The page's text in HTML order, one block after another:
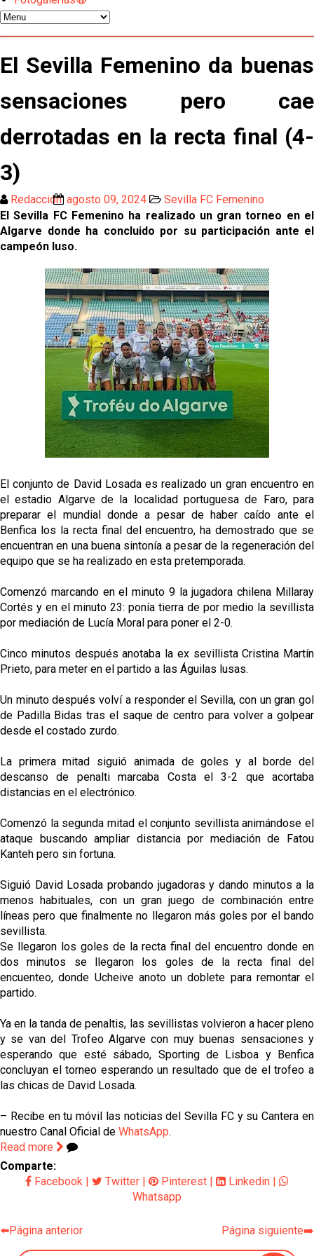
gestión de un inválido Consejo
El Sevilla C se queda en Tercera Federación
Luis García Plaza: No sufrir ya es un paso adelante
El Sevilla FC plantea ampliar hasta cinco fichajes
más antes del cierre
Djibril Sow pone rumbo a Italia para firmar su nuevo
contrato con el Genoa
del campo sevillista
Sow muy cerca de cerrar su traspaso al Genoa
Oso es el siguiente en la lista para salir
Banquillos confirmados: así queda la cantera del
Sevilla Femenino para la 2026/27
Celta y Rayo agitan el mercado de La Liga
Previa | El Sevilla FC cierra la pretemporada con el
exigente choque ante el Bayer Leverkusen
El Sevilla Femenino da buenas
sensaciones pero cae
derrotadas en la recta final (4-
3)
Redacción agosto 09, 2024
Sevilla FC Femenino
El Sevilla FC Femenino ha realizado un gran torneo en el
Algarve donde ha concluido por su participación ante el
campeón luso.
El conjunto de David Losada es realizado un gran encuentro en
el estadio Algarve de la localidad portuguesa de Faro, para
preparar el mundial donde a pesar de haber caído ante el
Benfica los la recta final del encuentro, ha demostrado que se
encuentran en una buena sintonía a pesar de la regeneración del
equipo que se ha realizado en esta pretemporada.
Comenzó marcando en el minuto 9 la jugadora chilena Millaray
Cortés y en el minuto 23: ponía tierra de por medio la sevillista
por mediación de Lucía Moral para poner el 2-0.
Cinco minutos después anotaba la ex sevillista Cristina Martín
Prieto, para meter en el partido a las Águilas lusas.
Un minuto después volví a responder el Sevilla, con un gran gol
de Padilla Bidas tras el saque de centro para volver a golpear
desde el costado zurdo.
La primera mitad siguió animada de goles y al borde del
descanso de penalti marcaba Costa el 3-2 que acortaba
distancias en el electrónico.
Comenzó la segunda mitad el conjunto sevillista animándose el
ataque buscando ampliar distancia por mediación de Fatou
Kanteh pero sin fortuna.
Siguió David Losada probando jugadoras y dando minutos a la
menos habituales, con un gran juego de combinación entre
líneas pero que finalmente no llegaron más goles por el bando
sevillista.
Se llegaron los goles de la recta final del encuentro donde en
dos minutos se llegaron los goles de la recta final del
encuenteo, donde Ucheive anoto un doblete para remontar el
partido.
Ya en la tanda de penaltis, las sevillistas volvieron a hacer pleno
y se van del Trofeo Algarve con muy buenas sensaciones y
esperando que esté sábado, Sporting de Lisboa y Benfica
concluyan el torneo esperando un resultado que de el trofeo a
las chicas de David Losada.
– Recibe en tu móvil las noticias del Sevilla FC y su Cantera en
nuestro Canal Oficial de WhatsApp.
Read more
Comparte:
Facebook
Twitter Pinterest Linkedin
Whatsapp
⬅️Página anterior Página siguiente➡️